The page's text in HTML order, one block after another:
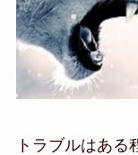
トラブルはある